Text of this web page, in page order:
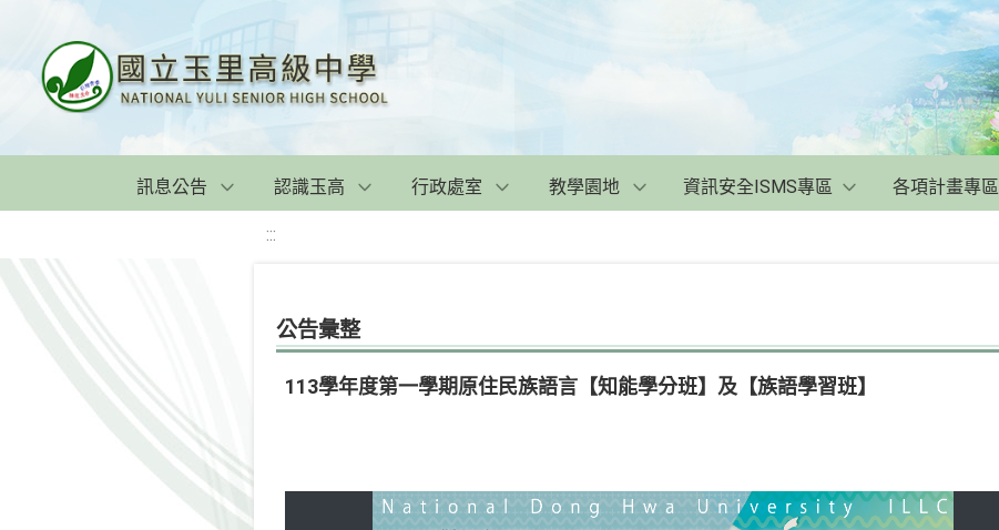
訊息公告 認識玉高 行政處室 教學園地 資訊安全ISMS專區 各項計畫專區
:::
公告彙整
113學年度第一學期原住民族語言【知能學分班】及【族語學習班】